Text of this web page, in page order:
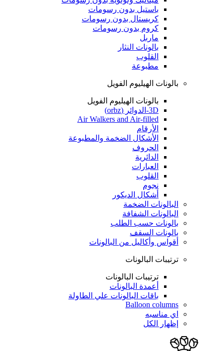
باستيل بدون رسومات
كريستال بدون رسومات
كروم بدون رسومات
ماربل
بالونات النثار
القلوب
مطبوعة
بالونات الهيليوم الفويل
بالونات الهيليوم الفويل
3D-الدوائر (orbz)
Air Walkers and Air-filled
الأرقام
الأشكال الضخمة والمطبوعة
الحروف
الدائرية
العبارات
القلوب
نجوم
أشكال الديكور
البالونات الضخمة
البالونات الشفافة
بالونات حسب الطلب
بالونات السقف
أقواس وأكاليل من البالونات
ترتيبات البالونات
ترتيبات البالونات
أعمدة البالونات
باقات البالونات علي الطاولة
Balloon columns
اي مناسبه
إظهار الكل